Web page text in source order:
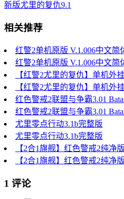
新版尤里的复仇9.1
相关推荐
红警2单机原版 V.1.006中文简
红警2单机原版 V.1.006中文简
【红警2尤里的复仇】单机外
【红警2尤里的复仇】单机外
红色警戒2联盟与争霸3.01
红色警戒2联盟与争霸3.01
尤里零点行动3.1b完整版
尤里零点行动3.1b完整版
【2合1旗舰】红色警戒2纯净
【2合1旗舰】红色警戒2纯净
1 评论